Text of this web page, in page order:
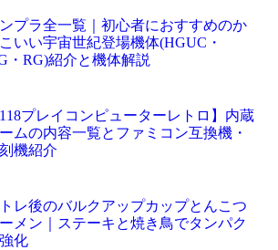
プラ全一覧｜初心者におすすめのか
いい宇宙世紀登場機体(HGUC・
・RG)紹介と機体解説
118プレイコンピューターレトロ】内蔵
ムの内容一覧とファミコン互換機・
機紹介
レ後のバルクアップカップとんこつ
メン｜ステーキと焼き鳥でタンパク
化